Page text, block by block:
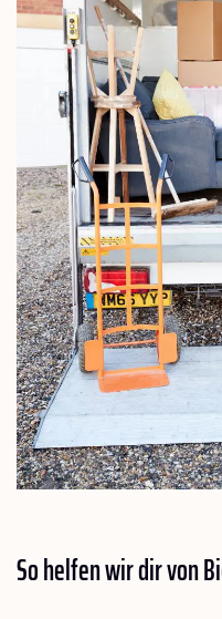
So helfen wir dir von